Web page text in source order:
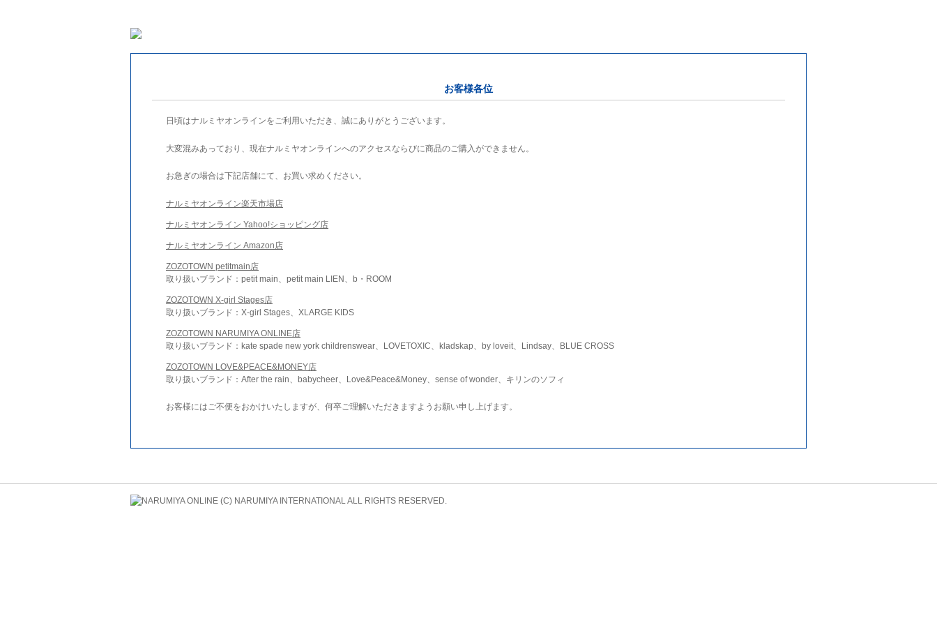
お客様各位
日頃はナルミヤオンラインをご利用いただき、誠にありがとうございます。
大変混みあっており、現在ナルミヤオンラインへのアクセスならびに商品のご購入ができません。
お急ぎの場合は下記店舗にて、お買い求めください。
ナルミヤオンライン楽天市場店
ナルミヤオンライン Yahoo!ショッピング店
ナルミヤオンライン Amazon店
ZOZOTOWN petitmain店
取り扱いブランド：petit main、petit main LIEN、b・ROOM
ZOZOTOWN X-girl Stages店
取り扱いブランド：X-girl Stages、XLARGE KIDS
ZOZOTOWN NARUMIYA ONLINE店
取り扱いブランド：kate spade new york childrenswear、LOVETOXIC、kladskap、by loveit、Lindsay、BLUE CROSS
ZOZOTOWN LOVE&PEACE&MONEY店
取り扱いブランド：After the rain、babycheer、Love&Peace&Money、sense of wonder、キリンのソフィ
お客様にはご不便をおかけいたしますが、何卒ご理解いただきますようお願い申し上げます。